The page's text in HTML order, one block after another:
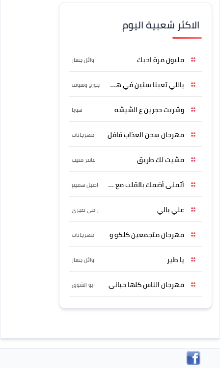
الاكثر شعبية اليوم
مليون مرة احبك وائل جسار
ياللي تعبنا سنين في هواه جورج وسوف
وشربت حجرين ع الشيشه هوبا
مهرجان سجن العذاب قافل مهرجانات
مشيت لك طريق عامر منيب
أتمنى أضمك بالقلب مع حسين اصيل هميم
علي بالي رامي صبري
مهرجان متجمعين كلكو و مهرجانات
يا طير وائل جسار
مهرجان الناس كلها حبانى ابو الشوق